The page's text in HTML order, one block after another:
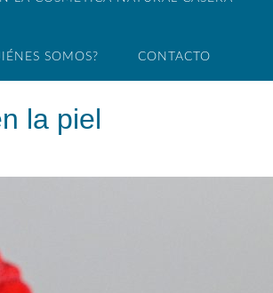
SOMOS? CONTACTO
la piel